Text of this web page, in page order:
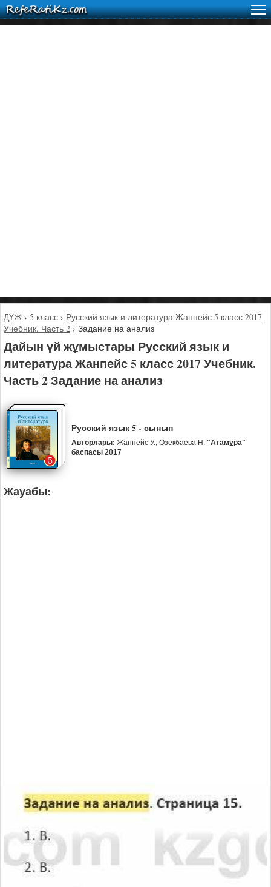
ДҮЖ › 5 класс › Русский язык и литература Жанпейс 5 класс 2017
Учебник. Часть 2 › Задание на анализ
Дайын үй жұмыстары Русский язык и
литература Жанпейс 5 класс 2017 Учебник.
Часть 2 Задание на анализ
Русский язык 5 - сынып
Авторлары: Жанпейс У., Озекбаева Н. "Атамұра"
баспасы 2017
Жауабы: